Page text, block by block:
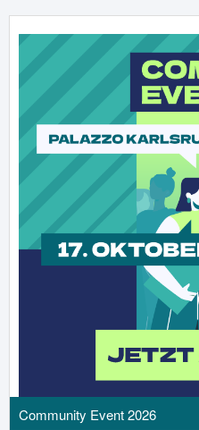
g
e
i
t
ä
g
e
e
i
r
ä
g
e
Community Event 2026